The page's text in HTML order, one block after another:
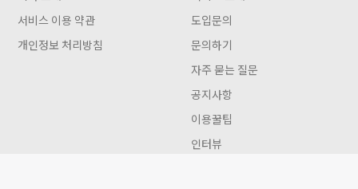
서비스 이용 약관
개인정보 처리방침
도입문의
문의하기
자주 묻는 질문
공지사항
이용꿀팁
인터뷰